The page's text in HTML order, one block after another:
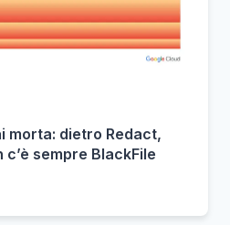
morta: dietro Redact,
c’è sempre BlackFile